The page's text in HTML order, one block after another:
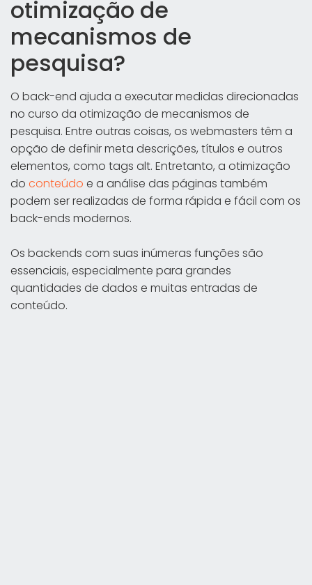
otimização de
mecanismos de
pesquisa?
O back-end ajuda a executar medidas direcionadas
no curso da otimização de mecanismos de
pesquisa. Entre outras coisas, os webmasters têm a
opção de definir meta descrições, títulos e outros
elementos, como tags alt. Entretanto, a otimização
do conteúdo e a análise das páginas também
podem ser realizadas de forma rápida e fácil com os
back-ends modernos.
Os backends com suas inúmeras funções são
essenciais, especialmente para grandes
quantidades de dados e muitas entradas de
conteúdo.